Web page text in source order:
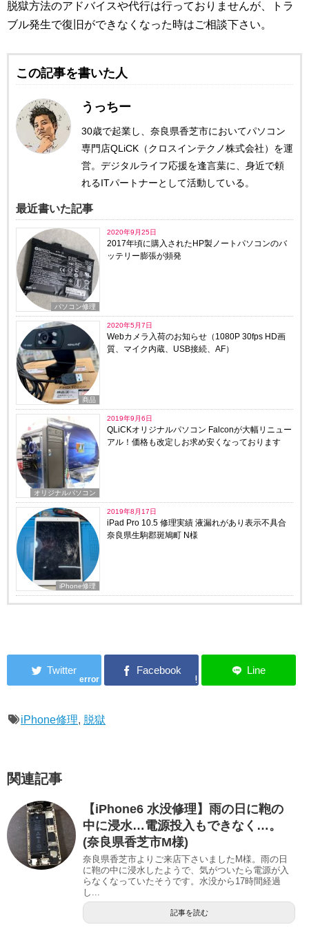
脱獄方法のアドバイスや代行は行っておりませんが、トラ
ブル発生で復旧ができなくなった時はご相談下さい。
この記事を書いた人
うっちー
30歳で起業し、奈良県香芝市においてパソコン
専門店QLiCK（クロスインテクノ株式会社）を運
営。デジタルライフ応援を逢言葉に、身近で頼
れるITパートナーとして活動している。
最近書いた記事
パソコン修理
2020年9月25日
2017年頃に購入されたHP製ノートパソコンのバ
ッテリー膨張が頻発
商品
2020年5月7日
Webカメラ入荷のお知らせ（1080P 30fps HD画
質、マイク内蔵、USB接続、AF）
オリジナルパソコン
2019年9月6日
QLiCKオリジナルパソコン Falconが大幅リニュー
アル！価格も改定しお求め安くなっております
iPhone修理
2019年8月17日
iPad Pro 10.5 修理実績 液漏れがあり表示不具合
奈良県生駒郡斑鳩町 N様
error
iPhone修理, 脱獄
関連記事
【iPhone6 水没修理】雨の日に鞄の
中に浸水…電源投入もできなく…。
(奈良県香芝市M様)
奈良県香芝市よりご来店下さいましたM様。雨の日
に鞄の中に浸水したようで、気がついたら電源が入
らなくなっていたそうです。水没から17時間経過
し...
記事を読む